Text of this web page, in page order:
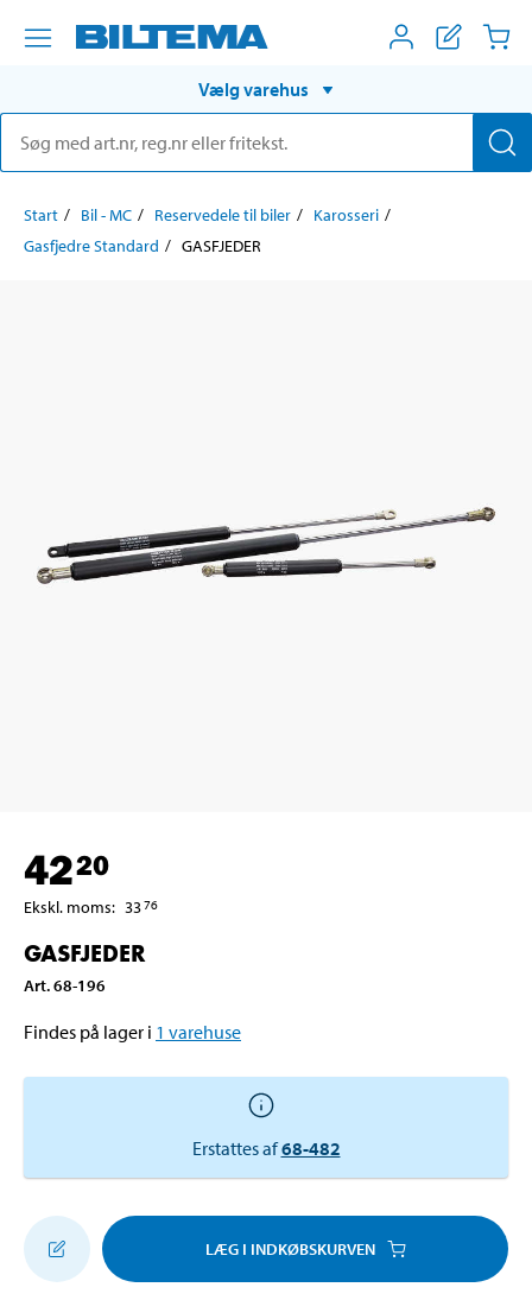
Vælg varehus
Start Bil - MC Reservedele til biler
Karosseri
Gasfjedre Standard
GASFJEDER
4220
Ekskl. moms: 3376
GASFJEDER
Art.68-196
Findes på lager i 1 varehuse
Erstattes af68-482
LÆG I INDKØBSKURVEN